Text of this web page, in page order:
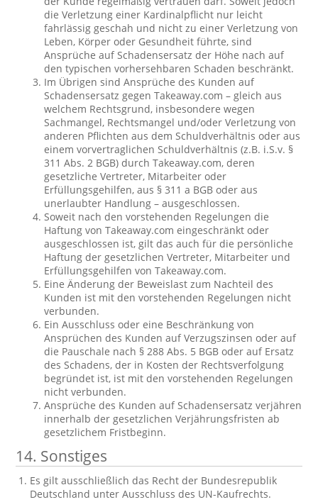
die Verletzung einer Kardinalpflicht nur leicht
fahrlässig geschah und nicht zu einer Verletzung von
Leben, Körper oder Gesundheit führte, sind
Ansprüche auf Schadensersatz der Höhe nach auf
den typischen vorhersehbaren Schaden beschränkt.
Im Übrigen sind Ansprüche des Kunden auf
Schadensersatz gegen Takeaway.com – gleich aus
welchem Rechtsgrund, insbesondere wegen
Sachmangel, Rechtsmangel und/oder Verletzung von
anderen Pflichten aus dem Schuldverhältnis oder aus
einem vorvertraglichen Schuldverhältnis (z.B. i.S.v. §
311 Abs. 2 BGB) durch Takeaway.com, deren
gesetzliche Vertreter, Mitarbeiter oder
Erfüllungsgehilfen, aus § 311 a BGB oder aus
unerlaubter Handlung – ausgeschlossen.
Soweit nach den vorstehenden Regelungen die
Haftung von Takeaway.com eingeschränkt oder
ausgeschlossen ist, gilt das auch für die persönliche
Haftung der gesetzlichen Vertreter, Mitarbeiter und
Erfüllungsgehilfen von Takeaway.com.
Eine Änderung der Beweislast zum Nachteil des
Kunden ist mit den vorstehenden Regelungen nicht
verbunden.
Ein Ausschluss oder eine Beschränkung von
Ansprüchen des Kunden auf Verzugszinsen oder auf
die Pauschale nach § 288 Abs. 5 BGB oder auf Ersatz
des Schadens, der in Kosten der Rechtsverfolgung
begründet ist, ist mit den vorstehenden Regelungen
nicht verbunden.
Ansprüche des Kunden auf Schadensersatz verjähren
innerhalb der gesetzlichen Verjährungsfristen ab
gesetzlichem Fristbeginn.
14. Sonstiges
Es gilt ausschließlich das Recht der Bundesrepublik
Deutschland unter Ausschluss des UN-Kaufrechts.